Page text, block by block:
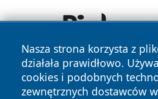
Nasza strona korzysta z
działała prawidłowo.
cookies i podobnych
zewnętrznych dostawców